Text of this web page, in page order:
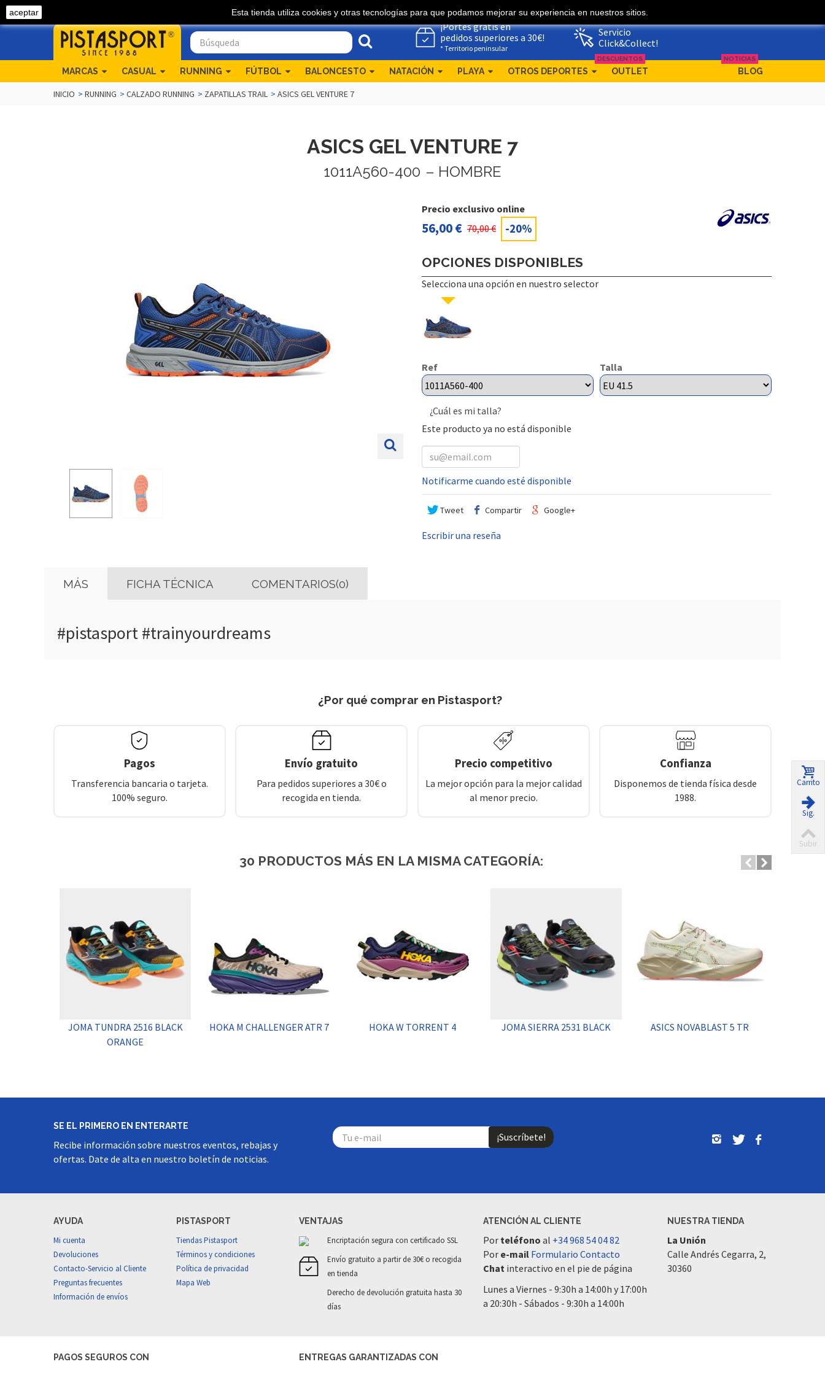
¡Portes gratis en
pedidos superiores a 30€!
* Territorio peninsular
Servicio
Click&Collect!
MARCAS CASUAL RUNNING FÚTBOL BALONCESTO NATACIÓN PLAYA OTROS DEPORTES OUTLET
DESCUENTOS
BLOG
NOTICIAS
INICIO > RUNNING > CALZADO RUNNING > ZAPATILLAS TRAIL > ASICS GEL VENTURE 7
ASICS GEL VENTURE 7
1011A560-400 – HOMBRE
Precio exclusivo online
56,00 € 70,00 € -20%
OPCIONES DISPONIBLES
Selecciona una opción en nuestro selector
Ref Talla
¿Cuál es mi talla?
Este producto ya no está disponible
Notificarme cuando esté disponible
Tweet Compartir Google+
Escribir una reseña
MÁS FICHA TÉCNICA COMENTARIOS(0)
#pistasport #trainyourdreams
¿Por qué comprar en Pistasport?
Pagos
Transferencia bancaria o tarjeta.
100% seguro.
Envío gratuito
Para pedidos superiores a 30€ o
recogida en tienda.
Precio competitivo
La mejor opción para la mejor calidad
al menor precio.
Confianza
Disponemos de tienda física desde
1988.
30 PRODUCTOS MÁS EN LA MISMA CATEGORÍA:
JOMA TUNDRA 2516 BLACK
ORANGE
HOKA M CHALLENGER ATR 7 HOKA W TORRENT 4 JOMA SIERRA 2531 BLACK ASICS NOVABLAST 5 TR
SE EL PRIMERO EN ENTERARTE
Recibe información sobre nuestros eventos, rebajas y
ofertas. Date de alta en nuestro boletín de noticias.
¡Suscríbete!
AYUDA
Mi cuenta
Devoluciones
Contacto-Servicio al Cliente
Preguntas frecuentes
Información de envíos
PISTASPORT
Tiendas Pistasport
Términos y condiciones
Política de privacidad
Mapa Web
VENTAJAS
Encriptación segura con certificado SSL
Envío gratuito a partir de 30€ o recogida
en tienda
Derecho de devolución gratuita hasta 30
días
ATENCIÓN AL CLIENTE
Por teléfono al +34 968 54 04 82
Por e-mail Formulario Contacto
Chat interactivo en el pie de página
Lunes a Viernes - 9:30h a 14:00h y 17:00h
a 20:30h - Sábados - 9:30h a 14:00h
NUESTRA TIENDA
La Unión
Calle Andrés Cegarra, 2,
30360
aceptar Esta tienda utiliza cookies y otras tecnologías para que podamos mejorar su experiencia en nuestros sitios.
PAGOS SEGUROS CON ENTREGAS GARANTIZADAS CON
Carrito
Sig.
Subir